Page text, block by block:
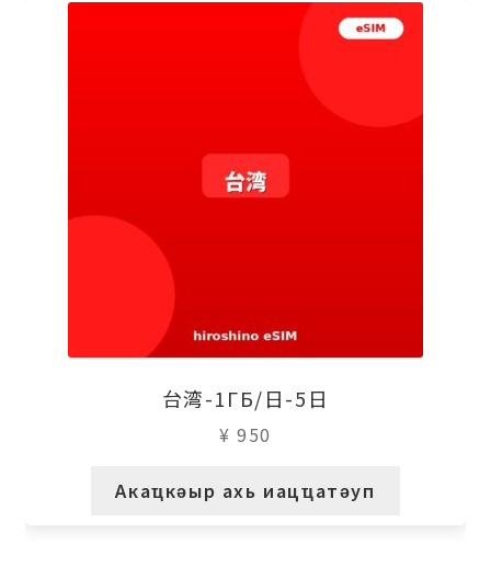
台湾-1ГБ/日-5日
¥ 950
Акаҵкәыр ахь иацҵатәуп